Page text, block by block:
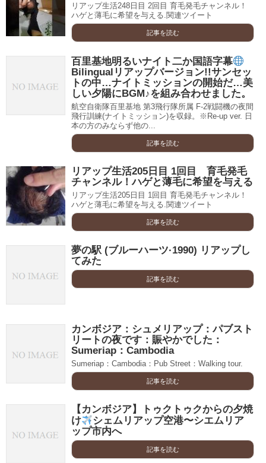
リアップ生活248日目 2回目 育毛発毛チャンネル！
ハゲと薄毛に希望を与える.関連ツイート
記事を読む
百里基地明るいナイト二か国語字幕
Bilingualリアップバージョン!!サンセッ
トの中…ナイトミッションの開始だ…美
しい夕陽にBGM♪を組み合わせました。
航空自衛隊百里基地 第3飛行隊所属 F-2戦闘機の夜間
飛行訓練(ナイトミッション)を収録。※Re-up ver. 日
本の方のみならず他の...
記事を読む
リアップ生活205日目 1回目 育毛発毛
チャンネル！ハゲと薄毛に希望を与える
リアップ生活205日目 1回目 育毛発毛チャンネル！
ハゲと薄毛に希望を与える.関連ツイート
記事を読む
夢の駅 (ブルーハーツ·1990) リアップし
てみた
記事を読む
カンボジア：シュメリアップ：パブスト
リートの夜です：賑やかでした：
Sumeriap：Cambodia
Sumeriap：Cambodia：Pub Street：Walking tour.
記事を読む
【カンボジア】トゥクトゥクからの夕焼
け
シェムリアップ空港〜シエムリア
ップ市内へ
記事を読む